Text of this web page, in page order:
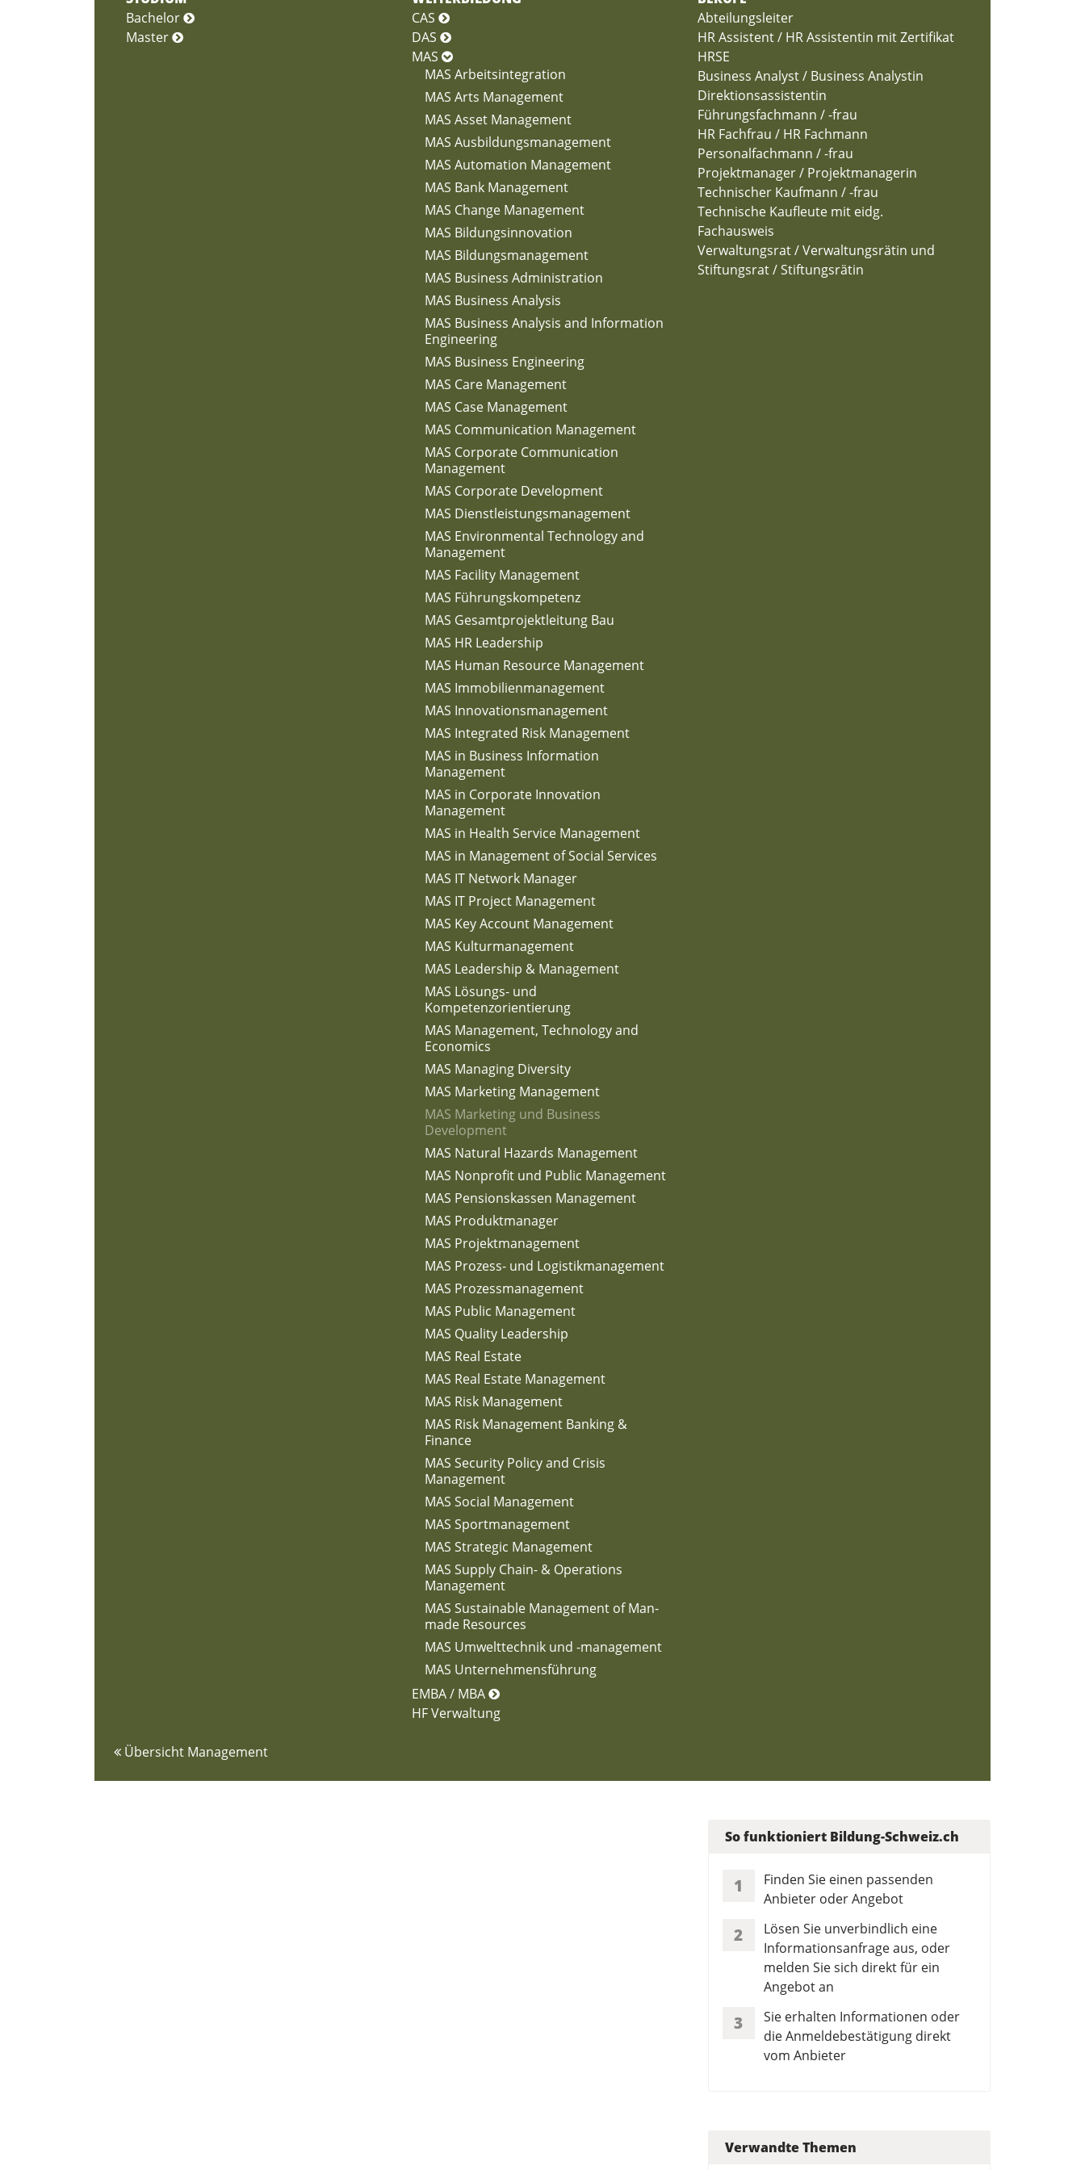
Bachelor
Master
CAS
DAS
MAS
MAS Arbeitsintegration
MAS Arts Management
MAS Asset Management
MAS Ausbildungsmanagement
MAS Automation Management
MAS Bank Management
MAS Change Management
MAS Bildungsinnovation
MAS Bildungsmanagement
MAS Business Administration
MAS Business Analysis
MAS Business Analysis and Information
Engineering
MAS Business Engineering
MAS Care Management
MAS Case Management
MAS Communication Management
MAS Corporate Communication
Management
MAS Corporate Development
MAS Dienstleistungsmanagement
MAS Environmental Technology and
Management
MAS Facility Management
MAS Führungskompetenz
MAS Gesamtprojektleitung Bau
MAS HR Leadership
MAS Human Resource Management
MAS Immobilienmanagement
MAS Innovationsmanagement
MAS Integrated Risk Management
MAS in Business Information
Management
MAS in Corporate Innovation
Management
MAS in Health Service Management
MAS in Management of Social Services
MAS IT Network Manager
MAS IT Project Management
MAS Key Account Management
MAS Kulturmanagement
MAS Leadership & Management
MAS Lösungs- und
Kompetenzorientierung
MAS Management, Technology and
Economics
MAS Managing Diversity
MAS Marketing Management
MAS Marketing und Business
Development
MAS Natural Hazards Management
MAS Nonprofit und Public Management
MAS Pensionskassen Management
MAS Produktmanager
MAS Projektmanagement
MAS Prozess- und Logistikmanagement
MAS Prozessmanagement
MAS Public Management
MAS Quality Leadership
MAS Real Estate
MAS Real Estate Management
MAS Risk Management
MAS Risk Management Banking &
Finance
MAS Security Policy and Crisis
Management
MAS Social Management
MAS Sportmanagement
MAS Strategic Management
MAS Supply Chain- & Operations
Management
MAS Sustainable Management of Man-
made Resources
MAS Umwelttechnik und -management
MAS Unternehmensführung
EMBA / MBA
HF Verwaltung
Abteilungsleiter
HR Assistent / HR Assistentin mit Zertifikat
HRSE
Business Analyst / Business Analystin
Direktionsassistentin
Führungsfachmann / -frau
HR Fachfrau / HR Fachmann
Personalfachmann / -frau
Projektmanager / Projektmanagerin
Technischer Kaufmann / -frau
Technische Kaufleute mit eidg.
Fachausweis
Verwaltungsrat / Verwaltungsrätin und
Stiftungsrat / Stiftungsrätin
Übersicht Management
So funktioniert Bildung-Schweiz.ch
1
Finden Sie einen passenden
Anbieter oder Angebot
2
Lösen Sie unverbindlich eine
Informationsanfrage aus, oder
melden Sie sich direkt für ein
Angebot an
3
Sie erhalten Informationen oder
die Anmeldebestätigung direkt
vom Anbieter
Verwandte Themen